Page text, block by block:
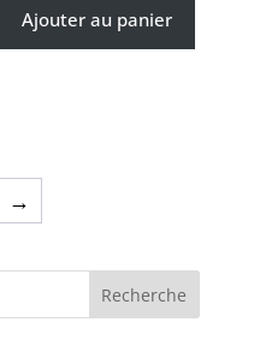
Ajouter au panier
→
Recherche